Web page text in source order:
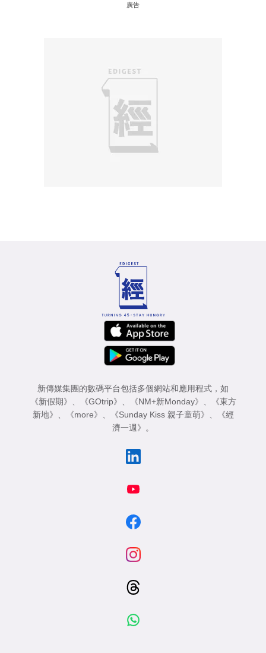
廣告
新傳媒集團的數碼平台包括多個網站和應用程式，如
《新假期》
《GOtrip》 《NM+新Monday》
《東方
新地》
《more》 《Sunday Kiss 親子童萌》
《經
濟一週》
。